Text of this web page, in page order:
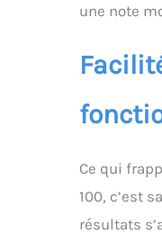
une note
Ce qui
100, c’est
résultats